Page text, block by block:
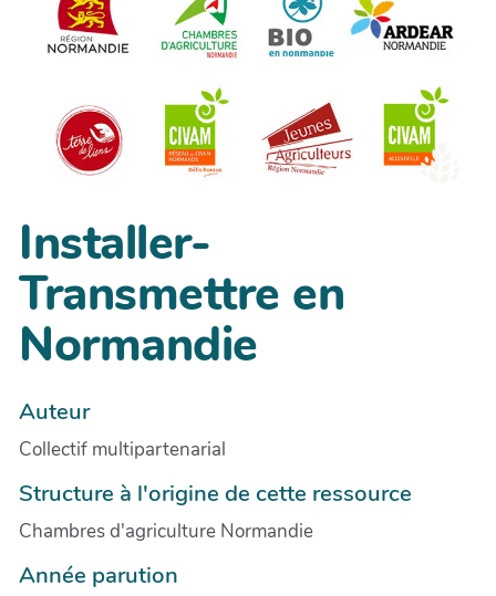
Installer-
Transmettre en
Normandie
Auteur
Collectif multipartenarial
Structure à l'origine de cette ressource
Chambres d'agriculture Normandie
Année parution